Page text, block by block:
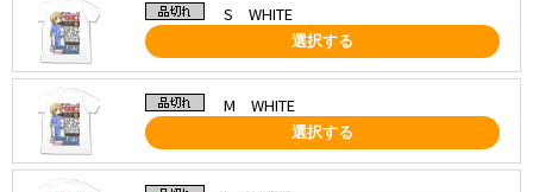
S WHITE
選択する
M WHITE
選択する